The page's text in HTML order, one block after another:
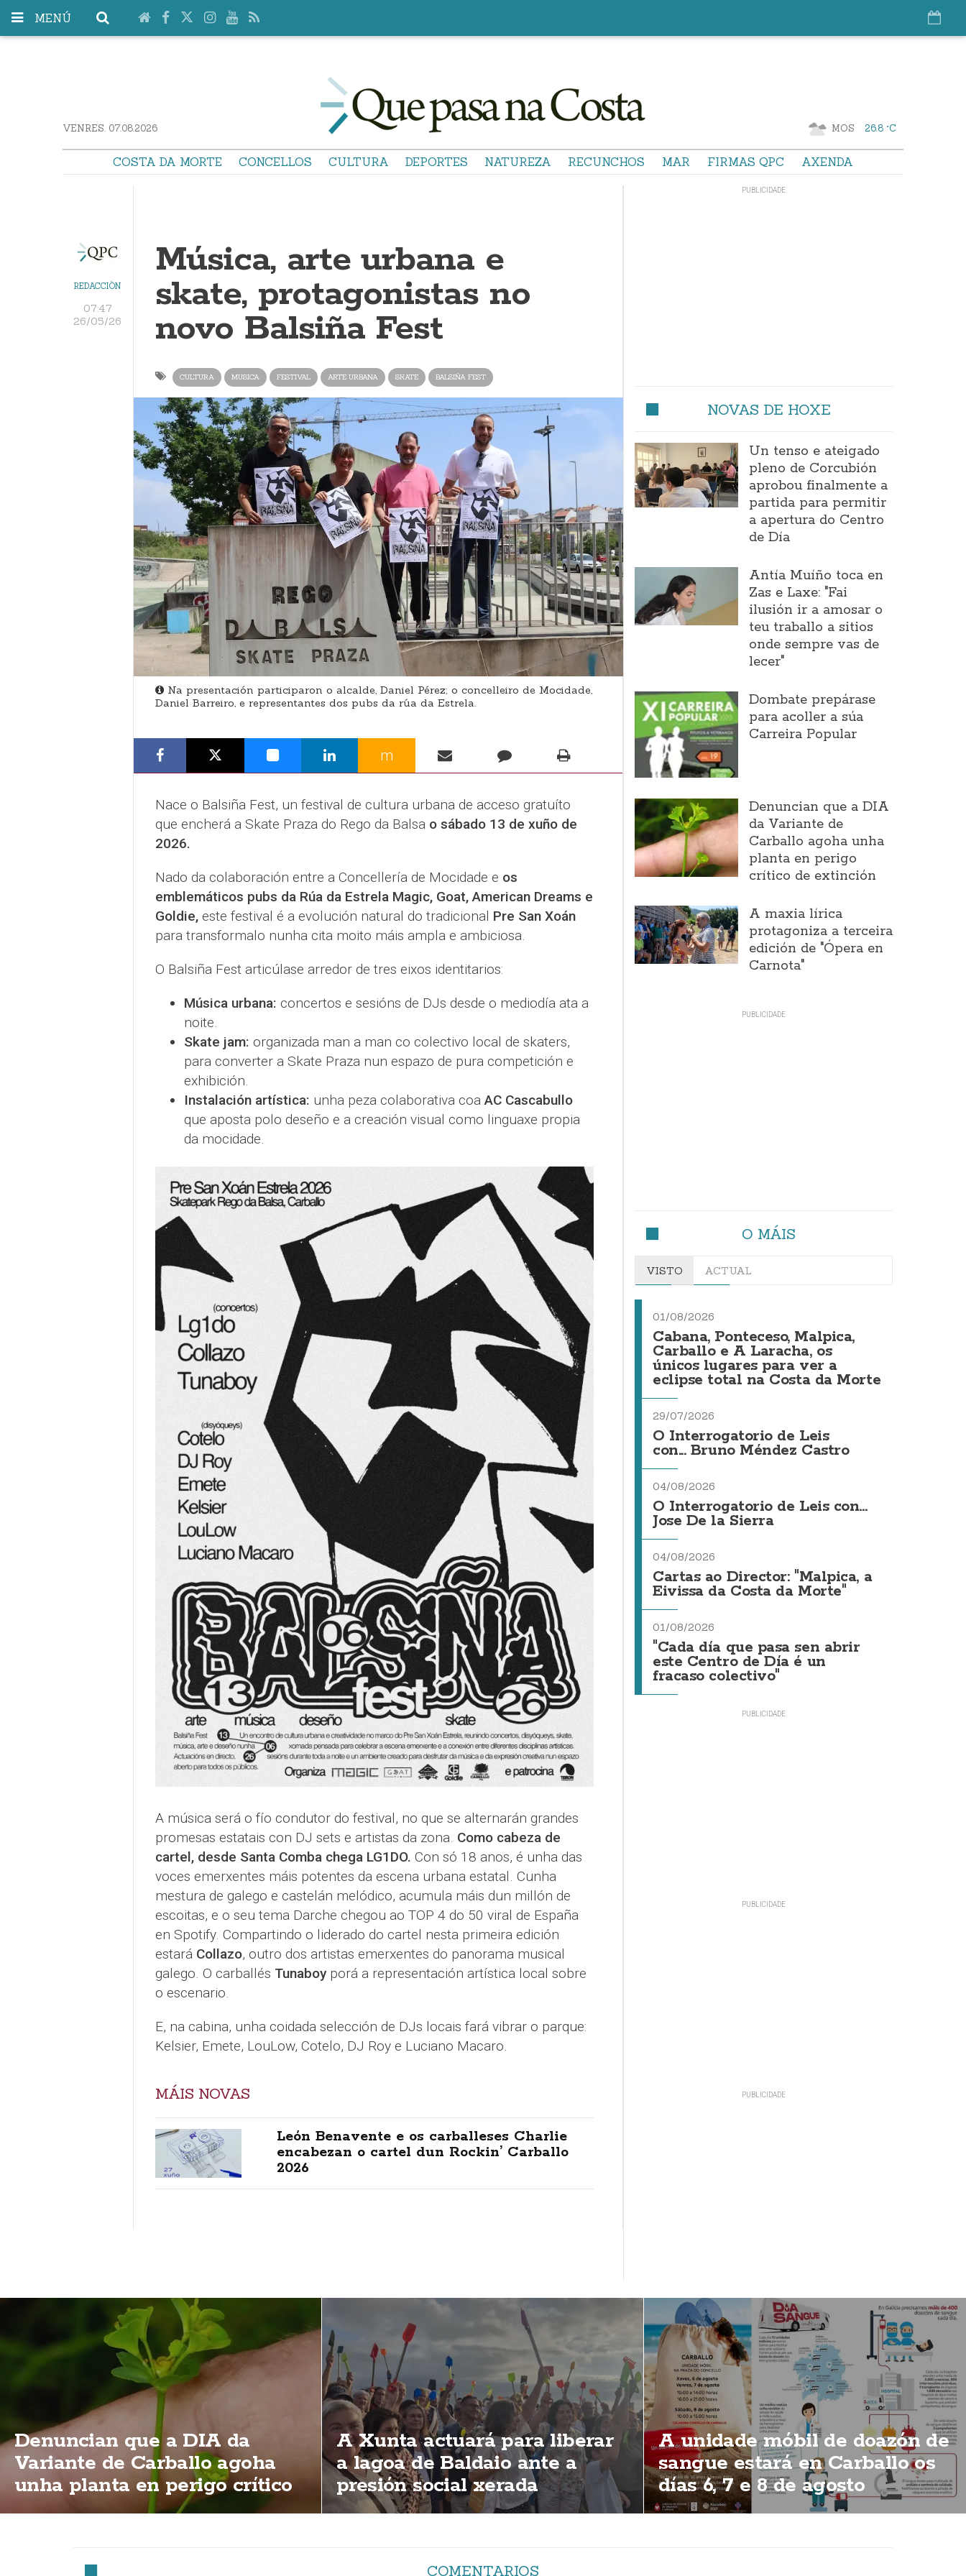
MENÚ
VENRES. 07.08.2026 MOS 26.8 °C
COSTA DA MORTE CONCELLOS CULTURA DEPORTES NATUREZA RECUNCHOS MAR FIRMAS QPC AXENDA
REDACCIÓN
07:47
26/05/26
Música, arte urbana e
skate, protagonistas no
novo Balsiña Fest
CULTURA MUSICA FESTIVAL ARTE URBANA SKATE BALSIÑA FEST
Na presentación participaron o alcalde, Daniel Pérez; o concelleiro de Mocidade,
Daniel Barreiro, e representantes dos pubs da rúa da Estrela.
m
Nace o Balsiña Fest, un festival de cultura urbana de acceso gratuíto
que encherá a Skate Praza do Rego da Balsa o sábado 13 de xuño de
2026.
Nado da colaboración entre a Concellería de Mocidade e os
emblemáticos pubs da Rúa da Estrela Magic, Goat, American Dreams e
Goldie,este festival é a evolución natural do tradicional Pre San Xoán
para transformalo nunha cita moito máis ampla e ambiciosa.
O Balsiña Fest articúlase arredor de tres eixos identitarios:
Música urbana: concertos e sesións de DJs desde o mediodía ata a
noite.
Skate jam: organizada man a man co colectivo local de skaters,
para converter a Skate Praza nun espazo de pura competición e
exhibición.
Instalación artística: unha peza colaborativa coa AC Cascabullo
que aposta polo deseño e a creación visual como linguaxe propia
da mocidade.
A música será o fío condutor do festival, no que se alternarán grandes
promesas estatais con DJ sets e artistas da zona. Como cabeza de
cartel, desde Santa Comba chega LG1DO. Con só 18 anos, é unha das
voces emerxentes máis potentes da escena urbana estatal. Cunha
mestura de galego e castelán melódico, acumula máis dun millón de
escoitas, e o seu tema Darche chegou ao TOP 4 do 50 viral de España
en Spotify. Compartindo o liderado do cartel nesta primeira edición
estará Collazo, outro dos artistas emerxentes do panorama musical
galego. O carballés Tunaboyporá a representación artística local sobre
o escenario.
E, na cabina, unha coidada selección de DJs locais fará vibrar o parque:
Kelsier, Emete, LouLow, Cotelo, DJ Roy e Luciano Macaro.
MÁIS NOVAS
León Benavente e os carballeses Charlie
encabezan o cartel dun Rockin’ Carballo
2026
NOVAS DE HOXE
Un tenso e ateigado
pleno de Corcubión
aprobou finalmente a
partida para permitir
a apertura do Centro
de Día
Antía Muíño toca en
Zas e Laxe: "Fai
ilusión ir a amosar o
teu traballo a sitios
onde sempre vas de
lecer"
Dombate prepárase
para acoller a súa
Carreira Popular
Denuncian que a DIA
da Variante de
Carballo agoha unha
planta en perigo
crítico de extinción
A maxia lírica
protagoniza a terceira
edición de "Ópera en
Carnota"
O MÁIS
VISTO ACTUAL
01/08/2026
Cabana, Ponteceso, Malpica,
Carballo e A Laracha, os
únicos lugares para ver a
eclipse total na Costa da Morte
29/07/2026
O Interrogatorio de Leis
con... Bruno Méndez Castro
04/08/2026
O Interrogatorio de Leis con...
Jose De la Sierra
04/08/2026
Cartas ao Director: "Malpica, a
Eivissa da Costa da Morte"
01/08/2026
"Cada día que pasa sen abrir
este Centro de Día é un
fracaso colectivo"
Denuncian que a DIA da
Variante de Carballo agoha
unha planta en perigo crítico
de extinción
A Xunta actuará para liberar
a lagoa de Baldaio ante a
presión social xerada
A unidade móbil de doazón de
sangue estará en Carballo os
días 6, 7 e 8 de agosto
COMENTARIOS